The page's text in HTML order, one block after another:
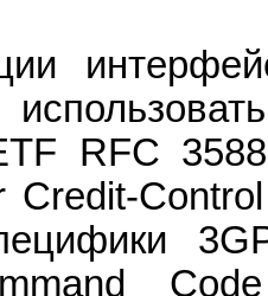
RFC
Credit-Control
Code